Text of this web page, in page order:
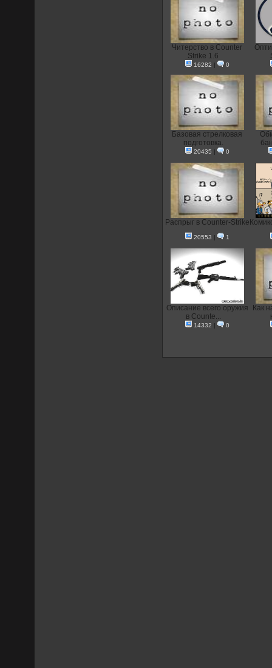
Читерство в Counter
Strike 1.6
16282 | 0
Базовая стрелковая
подготовка.
20435 | 0
Распрыг в Counter-Strike
20553 | 1
Описание всего оружия
в Counte...
14332 | 0
Как